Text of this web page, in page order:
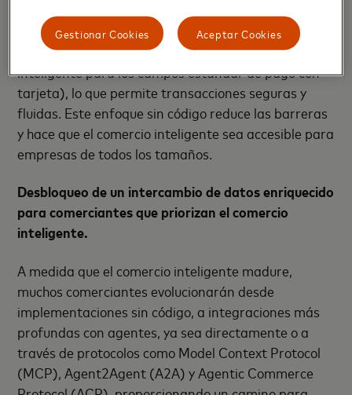
los sitios web de los comerciantes para enviar un
código de verificación de token dinámico, (un token
inteligente para los campos estándar de pago con
tarjeta), lo que permite transacciones seguras y
fluidas. Este enfoque sin código reduce las barreras
y hace que el comercio inteligente sea accesible para
empresas de todos los tamaños.
Desbloqueo de un intercambio de datos enriquecido
para comerciantes que priorizan el comercio
inteligente.
A medida que el comercio inteligente madure,
muchos comerciantes evolucionarán desde
implementaciones sin código, a integraciones más
profundas con agentes, ya sea directamente o a
través de protocolos como Model Context Protocol
(MCP), Agent2Agent (A2A) y Agentic Commerce
Aceptar Cookies
Gestionar Cookies